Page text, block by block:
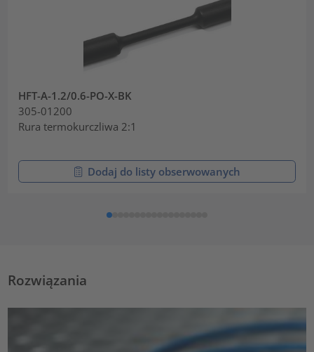
HFT-A-1.2/0.6-PO-X-BK
305-01200
Rura termokurczliwa 2:1
Dodaj do listy obserwowanych
Rozwiązania